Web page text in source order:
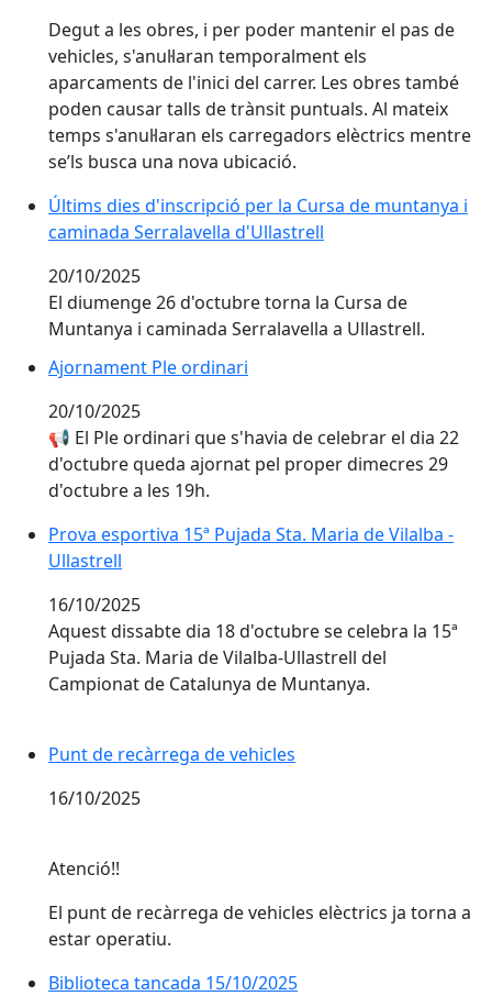
Degut a les obres, i per poder mantenir el pas de
vehicles, s'anul·laran temporalment els
aparcaments de l'inici del carrer. Les obres també
poden causar talls de trànsit puntuals. Al mateix
temps s'anul·laran els carregadors elèctrics mentre
se’ls busca una nova ubicació.
Últims dies d'inscripció per la Cursa de muntanya i
Últims dies d'inscripció per la Cursa de muntanya i
caminada Serralavella d'Ullastrell
20/10/2025
El diumenge 26 d'octubre torna la Cursa de
Muntanya i caminada Serralavella a Ullastrell.
Ajornament Ple ordinari
Ajornament Ple ordinari
20/10/2025
📢 El Ple ordinari que s'havia de celebrar el dia 22
d'octubre queda ajornat pel proper dimecres 29
d'octubre a les 19h.
Prova esportiva 15ª Pujada Sta. Maria de Vilalba -
Prova esportiva 15ª Pujada Sta. Maria de Vilalba -
Ullastrell
16/10/2025
Aquest dissabte dia 18 d'octubre se celebra la 15ª
Pujada Sta. Maria de Vilalba-Ullastrell del
Campionat de Catalunya de Muntanya.
Punt de recàrrega de vehicles
Punt de recàrrega de vehicles
16/10/2025
Atenció!!
El punt de recàrrega de vehicles elèctrics ja torna a
estar operatiu.
Biblioteca tancada 15/10/2025
Biblioteca tancada 15/10/2025